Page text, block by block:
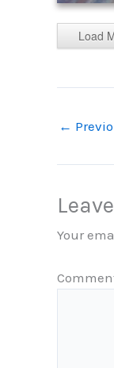
Load
←
Your